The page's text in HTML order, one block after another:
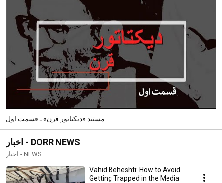
مستند «دیکتاتور قرن» ـ قسمت اول
اخبار - DORR NEWS
اخبار - NEWS
Vahid Beheshti: How to Avoid
Getting Trapped in the Media